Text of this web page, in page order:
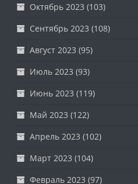
Октябрь 2023 (103)
Сентябрь 2023 (108)
Август 2023 (95)
Июль 2023 (93)
Июнь 2023 (119)
Май 2023 (122)
Апрель 2023 (102)
Март 2023 (104)
Февраль 2023 (97)